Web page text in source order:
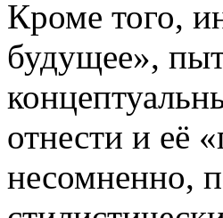
Кроме того,
будущее»,
отнести и её
несомненно,